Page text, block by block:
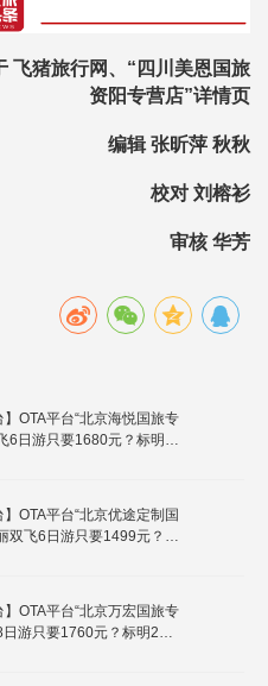
飞猪旅行网、 “四川美恩国旅
资阳专营店”详情页
编辑 张昕萍 秋秋
校对 刘榕衫
审核 华芳
】OTA平台“北京海悦国旅专
6日游只要1680元？标明2
】OTA平台“北京优途定制国
双飞6日游只要1499元？警
】OTA平台“北京万宏国旅专
日游只要1760元？标明2个